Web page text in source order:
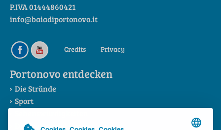
P.IVA 01444860421
info@baiadiportonovo.it
Credits Privacy
Portonovo entdecken
Die Strände
Sport
Die Riviera del Conero